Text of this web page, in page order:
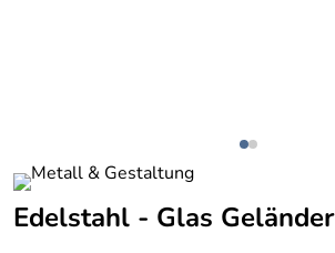
Edelstahl - Glas Geländer